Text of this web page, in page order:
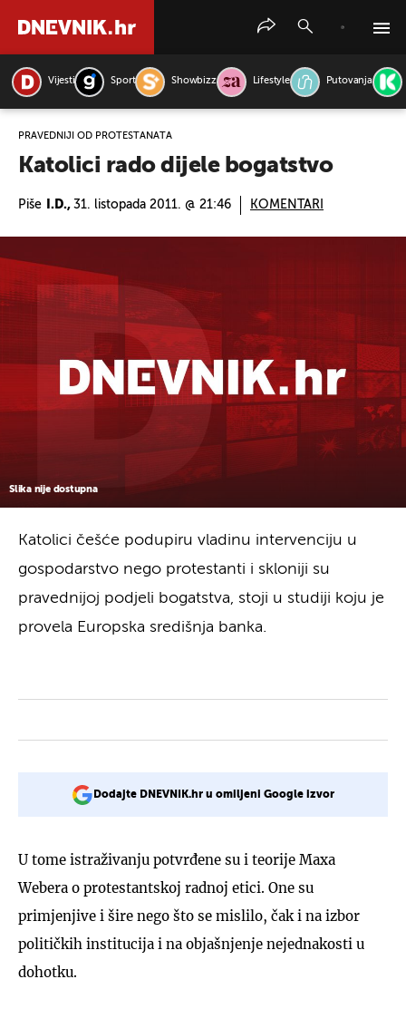
Vijesti Sport Showbizz Lifestyle Putovanja
PRAVEDNIJI OD PROTESTANATA
Katolici rado dijele bogatstvo
Piše I.D., 31. listopada 2011. @ 21:46 KOMENTARI
Slika nije dostupna
Katolici češće podupiru vladinu intervenciju u
gospodarstvo nego protestanti i skloniji su
pravednijoj podjeli bogatstva, stoji u studiji koju je
provela Europska središnja banka.
Dodajte DNEVNIK.hr u omiljeni Google izvor
U tome istraživanju potvrđene su i teorije Maxa
Webera o protestantskoj radnoj etici. One su
primjenjive i šire nego što se mislilo, čak i na izbor
političkih institucija i na objašnjenje nejednakosti u
dohotku.
PRETRAŽITE VIJESTI